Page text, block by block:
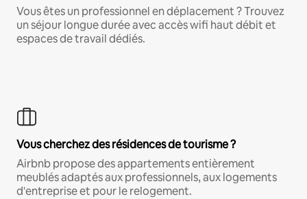
Vous êtes un professionnel en déplacement ? Trouvez
un séjour longue durée avec accès wifi haut débit et
espaces de travail dédiés.
Vous cherchez des résidences de tourisme ?
Airbnb propose des appartements entièrement
meublés adaptés aux professionnels, aux logements
d'entreprise et pour le relogement.